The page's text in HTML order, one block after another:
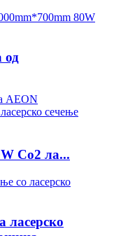
од
Co2 ла...
ласерско